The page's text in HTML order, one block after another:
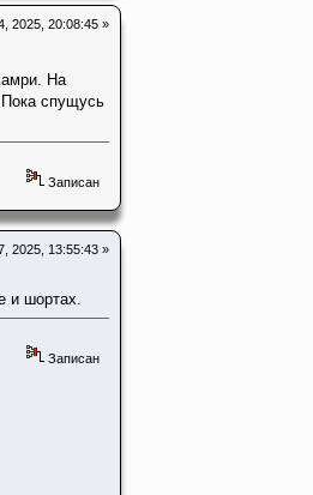
2025, 20:08:45 »
На
спущусь
Записан
2025, 13:55:43 »
и шортах.
Записан